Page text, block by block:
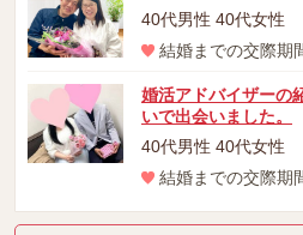
40代男性 40代女性
結婚までの交際期
婚活アドバイザーの
いで出会いました。
40代男性 40代女性
結婚までの交際期